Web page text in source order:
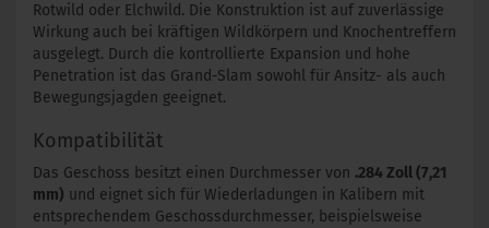
Rotwild oder Elchwild. Die Konstruktion ist auf zuverlässige
Wirkung auch bei kräftigen Wildkörpern und Knochentreffern
ausgelegt. Durch die kontrollierte Expansion und hohe
Penetration ist das Grand-Slam sowohl für Ansitz- als auch
Bewegungsjagden geeignet.
Kompatibilität
Das Geschoss besitzt einen Durchmesser von .284 Zoll (7,21
mm) und eignet sich für Wiederladungen in Kalibern mit
entsprechendem Geschossdurchmesser, beispielsweise